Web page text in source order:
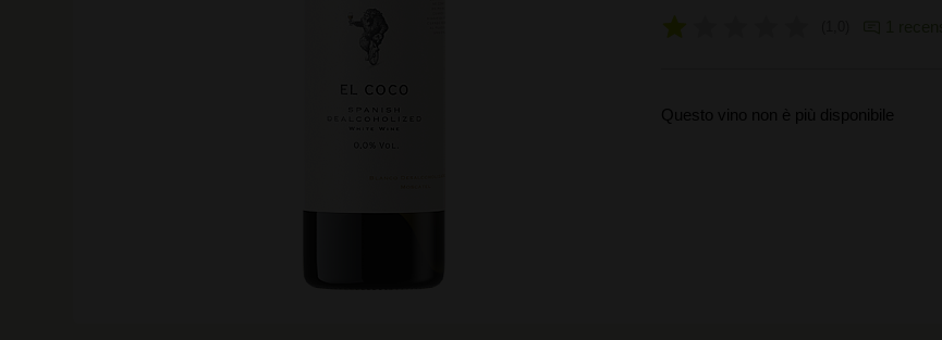
Questo vino non è più disponibile